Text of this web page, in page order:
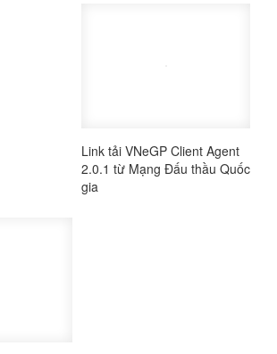
Link tải VNeGP Client Agent
2.0.1 từ Mạng Đấu thầu Quốc
gia